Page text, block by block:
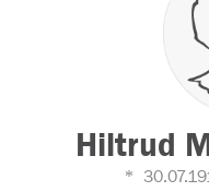
Hiltrud